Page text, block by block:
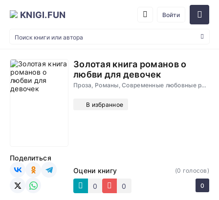
KNIGI.FUN Войти
Золотая книга романов о
любви для девочек
Проза, Романы, Современные любовные романы
В избранное
Оцени книгу
0
0
(0 голосов)
0
Поделиться